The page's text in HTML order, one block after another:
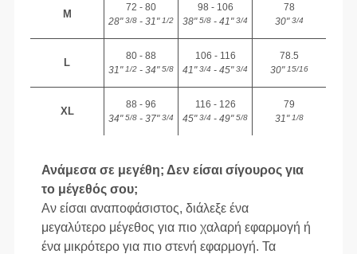
M
72 - 80
28"3/8 - 31"1/2
98 - 106
38"5/8 - 41"3/4
78
30"3/4
L
80 - 88
31"1/2 - 34"5/8
106 - 116
41"3/4 - 45"3/4
78.5
30"15/16
XL
88 - 96
34"5/8 - 37"3/4
116 - 126
45"3/4 - 49"5/8
79
31"1/8
Ανάμεσα σε μεγέθη; Δεν είσαι σίγουρος για
το μέγεθός σου;
Αν είσαι αναποφάσιστος, διάλεξε ένα
μεγαλύτερο μέγεθος για πιο χαλαρή εφαρμογή ή
ένα μικρότερο για πιο στενή εφαρμογή. Τα